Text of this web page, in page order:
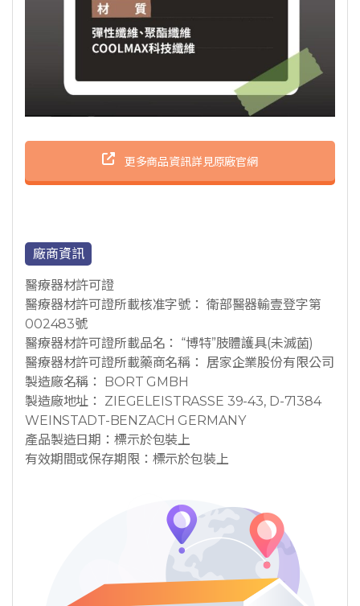
更多商品資訊詳見原廠官網
廠商資訊
醫療器材許可證
醫療器材許可證所載核准字號： 衛部醫器輸壹登字第
002483號
醫療器材許可證所載品名： “博特”肢體護具(未滅菌)
醫療器材許可證所載藥商名稱： 居家企業股份有限公司
製造廠名稱： BORT GMBH
製造廠地址： ZIEGELEISTRASSE 39-43, D-71384
WEINSTADT-BENZACH GERMANY
產品製造日期：標示於包裝上
有效期間或保存期限：標示於包裝上